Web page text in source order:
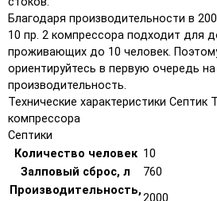
Благодаря производительности в
10 пр. 2 компрессора подходит для
проживающих до 10 человек.
ориентируйтесь в первую очередь
производительность.
Технические характеристики Септик
компрессора
Септики
Количество человек 10
Залповый сброс, л
760
Производительность,
2000